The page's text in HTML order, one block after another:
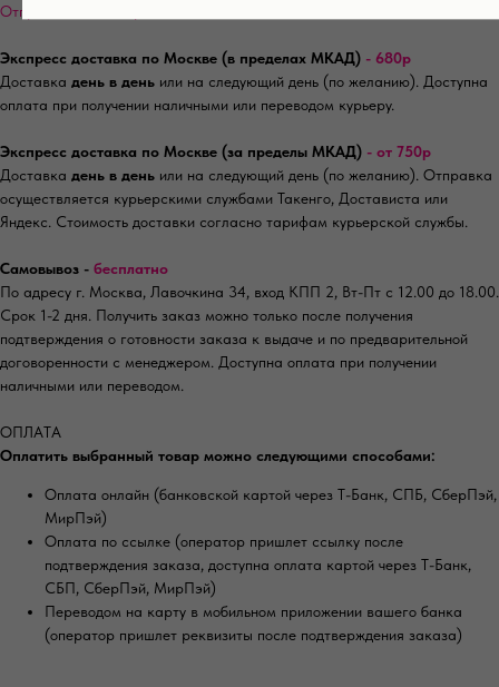
Отправка заказа производится после 100% оплаты.
Экспресс доставка по Москве (в пределах МКАД) - 680р
Доставка день в день или на следующий день (по желанию). Доступна
оплата при получении наличными или переводом курьеру.
Экспресс доставка по Москве (за пределы МКАД) - от 750р
Доставка день в день или на следующий день (по желанию). Отправка
осуществляется курьерскими службами Такенго, Достависта или
Яндекс. Стоимость доставки согласно тарифам курьерской службы.
Самовывоз - бесплатно
По адресу г. Москва, Лавочкина 34, вход КПП 2, Вт-Пт с 12.00 до 18.00.
Срок 1-2 дня. Получить заказ можно только после получения
подтверждения о готовности заказа к выдаче и по предварительной
договоренности с менеджером. Доступна оплата при получении
наличными или переводом.
ОПЛАТА
Оплатить выбранный товар можно следующими способами:
Оплата онлайн (банковской картой через Т-Банк, СПБ, СберПэй,
МирПэй)
Оплата по ссылке (оператор пришлет ссылку после
подтверждения заказа, доступна оплата картой через Т-Банк,
СБП, СберПэй, МирПэй)
Переводом на карту в мобильном приложении вашего банка
(оператор пришлет реквизиты после подтверждения заказа)